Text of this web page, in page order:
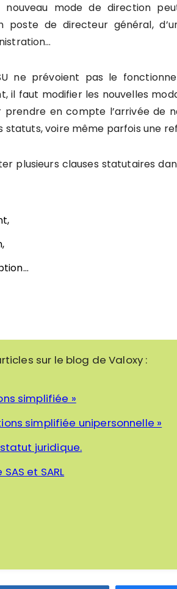
mode de direction
de directeur général,
ne prévoient pas le
il faut modifier les nouvelles
en compte l’arrivée de
statuts, voire même parfois une
plusieurs clauses statutaires
sur le blog de Valoxy :
simplifiée »
simplifiée unipersonnelle »
juridique.
et SARL